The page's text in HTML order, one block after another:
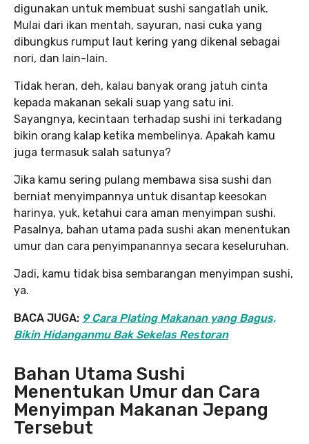
digunakan untuk membuat sushi sangatlah unik.
Mulai dari ikan mentah, sayuran, nasi cuka yang
dibungkus rumput laut kering yang dikenal sebagai
nori, dan lain-lain.
Tidak heran, deh, kalau banyak orang jatuh cinta
kepada makanan sekali suap yang satu ini.
Sayangnya, kecintaan terhadap sushi ini terkadang
bikin orang kalap ketika membelinya. Apakah kamu
juga termasuk salah satunya?
Jika kamu sering pulang membawa sisa sushi dan
berniat menyimpannya untuk disantap keesokan
harinya, yuk, ketahui cara aman menyimpan sushi.
Pasalnya, bahan utama pada sushi akan menentukan
umur dan cara penyimpanannya secara keseluruhan.
Jadi, kamu tidak bisa sembarangan menyimpan sushi,
ya.
BACA JUGA: 9 Cara Plating Makanan yang Bagus,
Bikin Hidanganmu Bak Sekelas Restoran
Bahan Utama Sushi
Menentukan Umur dan Cara
Menyimpan Makanan Jepang
Tersebut